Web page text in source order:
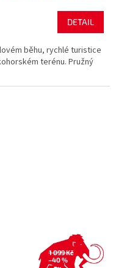
DETAIL
běhu, rychlé turistice
terénu. Pružný
1 099 Kč
–40 %